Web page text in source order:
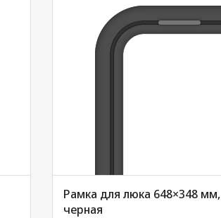
Рамка для люка 648×348 мм,
черная